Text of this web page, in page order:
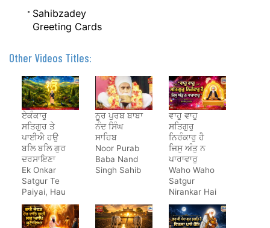
Sahibzadey
Greeting Cards
Other Videos Titles:
ਏਕੰਕਾਰੁ
ਸਤਿਗੁਰ ਤੇ
ਪਾਈਐ ਹਉ
ਬਲਿ ਬਲਿ ਗੁਰ
ਦਰਸਾਇਣਾ
Ek Onkar
Satgur Te
Paiyai, Hau
Bal Bal Gur
Darsayena
ਨੂਰ ਪੁਰਬ ਬਾਬਾ
ਨੰਦ ਸਿੰਘ
ਸਾਹਿਬ
Noor Purab
Baba Nand
Singh Sahib
ਵਾਹੁ ਵਾਹੁ
ਸਤਿਗੁਰੁ
ਨਿਰੰਕਾਰੁ ਹੈ
ਜਿਸੁ ਅੰਤੁ ਨ
ਪਾਰਾਵਾਰੁ
Waho Waho
Satgur
Nirankar Hai